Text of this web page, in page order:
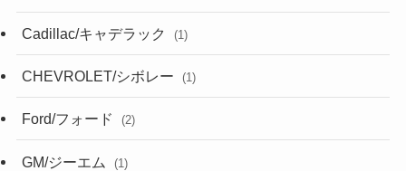
Cadillac/キャデラック (1)
CHEVROLET/シボレー (1)
Ford/フォード (2)
GM/ジーエム (1)